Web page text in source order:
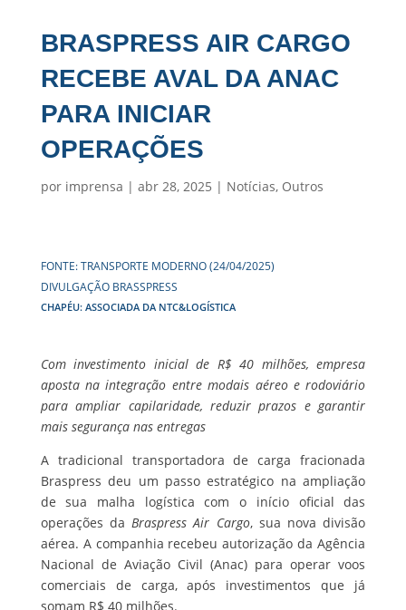
BRASPRESS AIR CARGO
RECEBE AVAL DA ANAC
PARA INICIAR
OPERAÇÕES
por imprensa | abr 28, 2025 | Notícias, Outros
FONTE: TRANSPORTE MODERNO (24/04/2025)
DIVULGAÇÃO BRASSPRESS
CHAPÉU: ASSOCIADA DA NTC&LOGÍSTICA
Com investimento inicial de R$ 40 milhões, empresa
aposta na integração entre modais aéreo e rodoviário
para ampliar capilaridade, reduzir prazos e garantir
mais segurança nas entregas
A tradicional transportadora de carga fracionada
Braspress deu um passo estratégico na ampliação
de sua malha logística com o início oficial das
operações da Braspress Air Cargo, sua nova divisão
aérea. A companhia recebeu autorização da Agência
Nacional de Aviação Civil (Anac) para operar voos
comerciais de carga, após investimentos que já
somam R$ 40 milhões.